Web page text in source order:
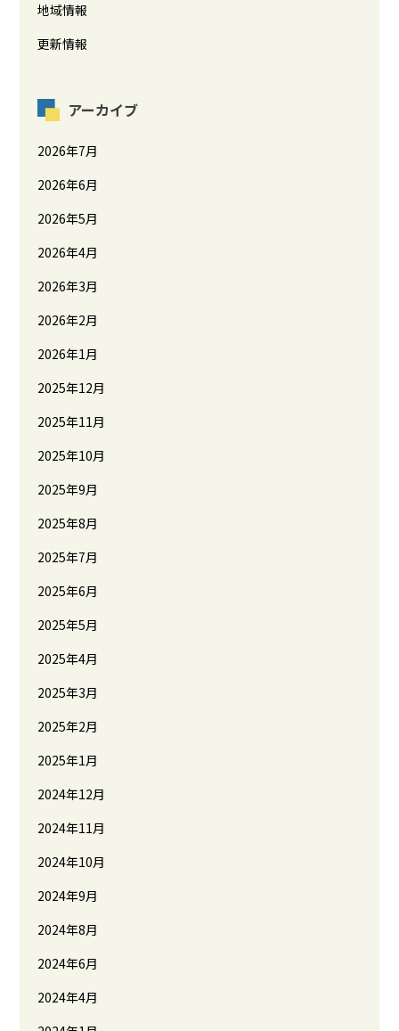
地域情報
更新情報
アーカイブ
2026年7月
2026年6月
2026年5月
2026年4月
2026年3月
2026年2月
2026年1月
2025年12月
2025年11月
2025年10月
2025年9月
2025年8月
2025年7月
2025年6月
2025年5月
2025年4月
2025年3月
2025年2月
2025年1月
2024年12月
2024年11月
2024年10月
2024年9月
2024年8月
2024年6月
2024年4月